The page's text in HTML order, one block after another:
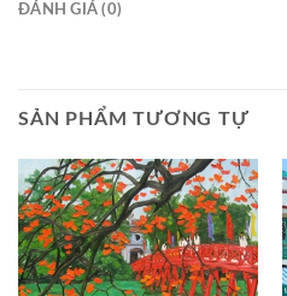
ĐÁNH GIÁ (0)
SẢN PHẨM TƯƠNG TỰ